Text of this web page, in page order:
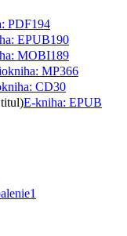
PDF194
EPUB190
MOBI189
MP366
CD30
E-kniha: EPUB
1